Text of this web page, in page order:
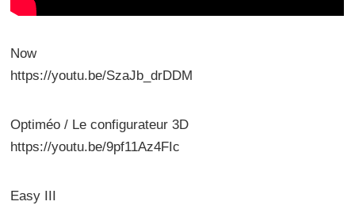
Now
https://youtu.be/SzaJb_drDDM
Optiméo / Le configurateur 3D
https://youtu.be/9pf11Az4FIc
Easy III